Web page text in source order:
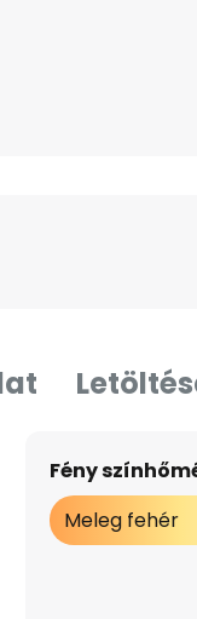
Fény
Meleg fehér